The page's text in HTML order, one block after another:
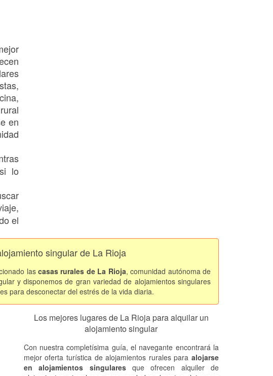
en
lo
el
singular de La Rioja
lascasas rurales de La Rioja, comunidad autónoma de
y disponemos de gran variedad de alojamientos singulares
para desconectar del estrés de la vida diaria.
Los mejores lugares de La Rioja para alquilar un
alojamiento singular
Con nuestra completísima guía, el navegante encontrará la
mejor oferta turística de alojamientos rurales para alojarse
en alojamientos singularesque ofrecen alquiler de